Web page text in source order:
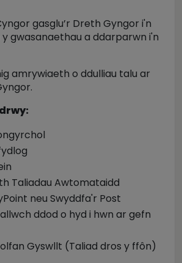
gasglu’r Dreth Gyngor i'n
y gwasanaethau a ddarparwn i'n
amrywiaeth o ddulliau talu ar
Taliadau Awtomataidd
neu Swyddfa'r Post
ddod o hyd i hwn ar gefn
Gyswllt (Taliad dros y ffôn)